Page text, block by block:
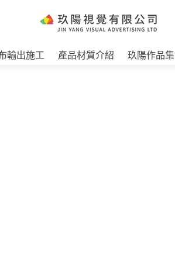
輸出施工 產品材質介紹 玖陽作品集